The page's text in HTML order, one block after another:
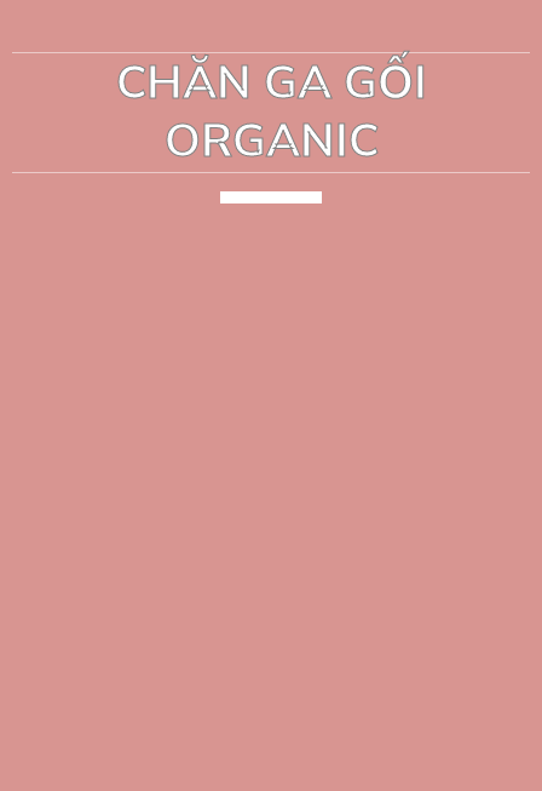
CHĂN GA GỐI
ORGANIC